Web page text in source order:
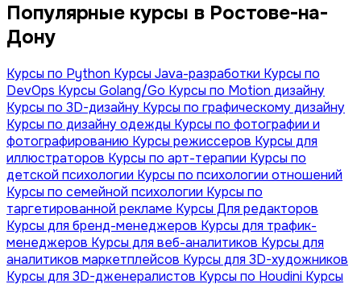
Популярные курсы в Ростове-на-
Дону
Курсы по Python Курсы Java-разработки Курсы по
DevOps Курсы Golang/Go Курсы по Motion дизайну
Курсы по 3D-дизайну Курсы по графическому дизайну
Курсы по дизайну одежды Курсы по фотографии и
фотографированию Курсы режиссеров Курсы для
иллюстраторов Курсы по арт-терапии Курсы по
детской психологии Курсы по психологии отношений
Курсы по семейной психологии Курсы по
таргетированной рекламе Курсы Для редакторов
Курсы для бренд-менеджеров Курсы для трафик-
менеджеров Курсы для веб-аналитиков Курсы для
аналитиков маркетплейсов Курсы для 3D-художников
Курсы для 3D-дженералистов Курсы по Houdini Курсы